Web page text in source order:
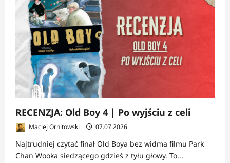
RECENZJA: Old Boy 4 | Po wyjściu z celi
Maciej Ornitowski 07.07.2026
Najtrudniej czytać finał Old Boya bez widma filmu Park
Chan Wooka siedzącego gdzieś z tyłu głowy. To...